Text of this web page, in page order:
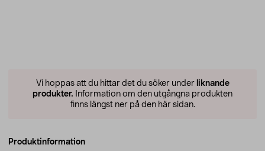
Vi hoppas att du hittar det du söker under liknande
produkter. Information om den utgångna produkten
finns längst ner på den här sidan.
Produktinformation